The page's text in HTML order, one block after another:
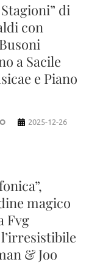
di
con
a Sacile
e Piano
2025-12-26
magico
Fvg
& Joo